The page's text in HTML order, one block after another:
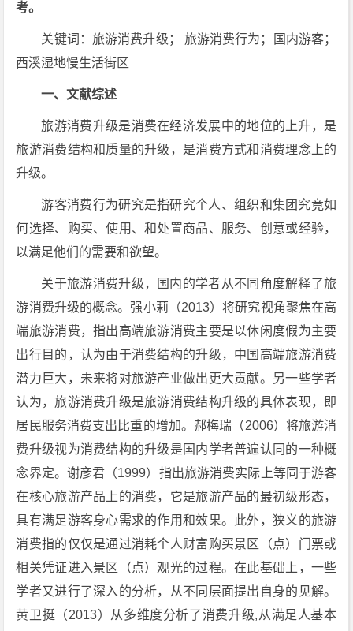
考。
关键词：旅游消费升级； 旅游消费行为；国内游客；
西溪湿地慢生活街区
一、文献综述
旅游消费升级是消费在经济发展中的地位的上升，是
旅游消费结构和质量的升级，是消费方式和消费理念上的
升级。
游客消费行为研究是指研究个人、组织和集团究竟如
何选择、购买、使用、和处置商品、服务、创意或经验，
以满足他们的需要和欲望。
关于旅游消费升级，国内的学者从不同角度解释了旅
游消费升级的概念。强小莉（2013）将研究视角聚焦在高
端旅游消费，指出高端旅游消费主要是以休闲度假为主要
出行目的，认为由于消费结构的升级，中国高端旅游消费
潜力巨大，未来将对旅游产业做出更大贡献。另一些学者
认为，旅游消费升级是旅游消费结构升级的具体表现，即
居民服务消费支出比重的增加。郝梅瑞（2006）将旅游消
费升级视为消费结构的升级是国内学者普遍认同的一种概
念界定。谢彦君（1999）指出旅游消费实际上等同于游客
在核心旅游产品上的消费，它是旅游产品的最初级形态，
具有满足游客身心需求的作用和效果。此外，狭义的旅游
消费指的仅仅是通过消耗个人财富购买景区（点）门票或
相关凭证进入景区（点）观光的过程。在此基础上，一些
学者又进行了深入的分析，从不同层面提出自身的见解。
黄卫挺（2013）从多维度分析了消费升级,从满足人基本